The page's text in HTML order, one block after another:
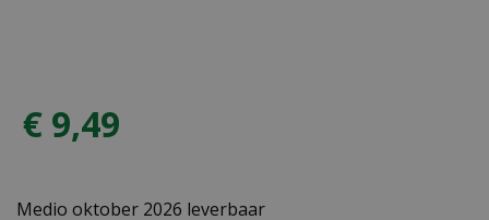
€ 9,49
Medio oktober 2026 leverbaar